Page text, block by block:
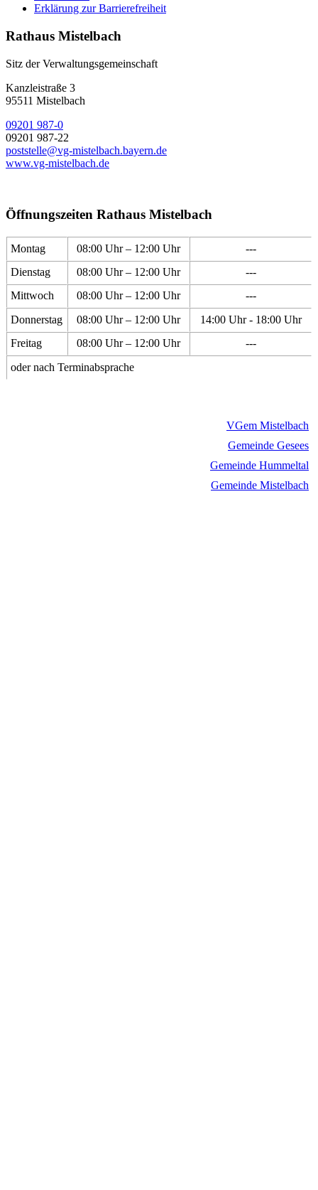
Erklärung zur Barrierefreiheit
Rathaus Mistelbach
Sitz der Verwaltungsgemeinschaft
Kanzleistraße 3
95511 Mistelbach
09201 987-0
09201 987-22
poststelle@vg-mistelbach.bayern.de
www.vg-mistelbach.de
Öffnungszeiten Rathaus Mistelbach
Montag 08:00 Uhr – 12:00 Uhr
---
Dienstag
08:00 Uhr – 12:00 Uhr
---
Mittwoch
08:00 Uhr – 12:00 Uhr
---
Donnerstag
08:00 Uhr – 12:00 Uhr
14:00 Uhr - 18:00 Uhr
Freitag
08:00 Uhr – 12:00 Uhr
---
oder nach Terminabsprache
VGem Mistelbach
Gemeinde Gesees
Gemeinde Hummeltal
Gemeinde Mistelbach